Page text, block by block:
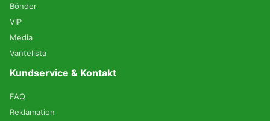
Bönder
VIP
Media
Vantelista
Kundservice & Kontakt
FAQ
Reklamation